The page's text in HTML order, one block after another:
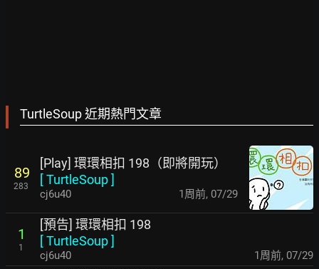
TurtleSoup 近期熱門文章
89
283
[Play] 環環相扣 198（即將開玩）
[TurtleSoup]
cj6u40 1周前, 07/29
1
1
[預告] 環環相扣 198
[TurtleSoup]
cj6u40 1周前, 07/29